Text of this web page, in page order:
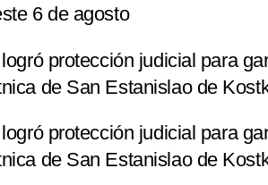
6 de agosto
protección judicial para
de San Estanislao de
protección judicial para
de San Estanislao de